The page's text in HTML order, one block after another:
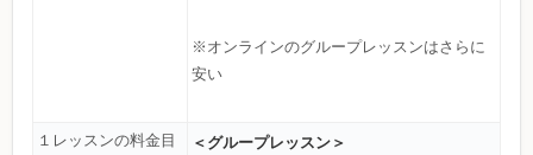
※オンラインのグループレッスンはさらに
安い
１レッスンの料金目
＜グループレッスン＞